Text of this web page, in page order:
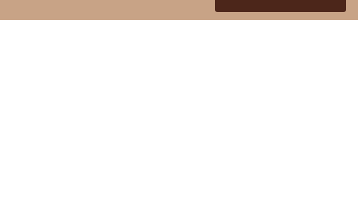
национальной программы
«Цифровая экономика»